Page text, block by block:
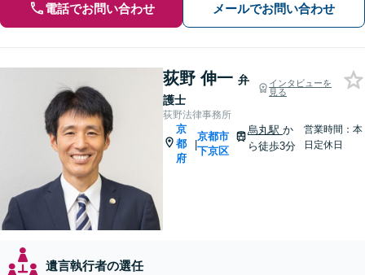
電話でお問い合わせ メールでお問い合わせ
荻野 伸一 弁
護士
インタビューを
見る
荻野法律事務所
京
都
府
|
京都市
下京区
烏丸駅 か
ら徒歩3分
営業時間：本
日定休日
遺言執行者の選任